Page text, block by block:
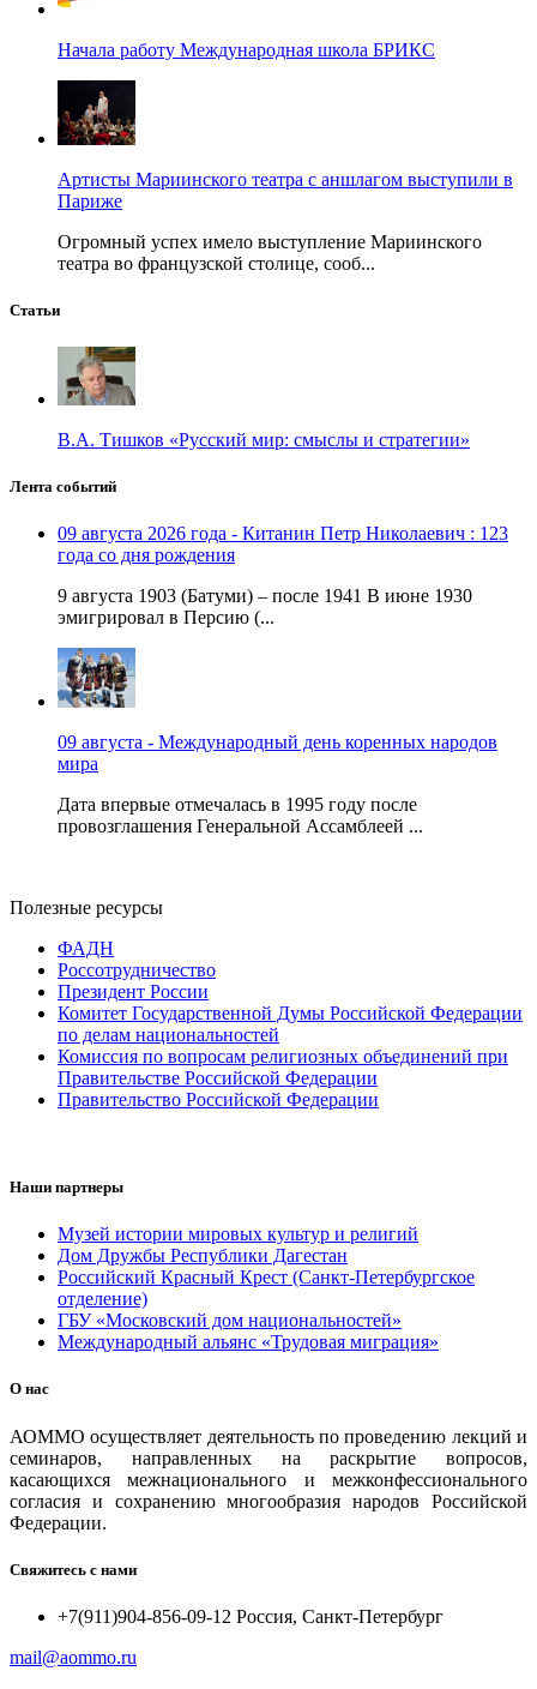
Начала работу Международная школа БРИКС
Артисты Мариинского театра с аншлагом выступили в
Париже
Огромный успех имело выступление Мариинского
театра во французской столице, сооб...
Статьи
В.А. Тишков «Русский мир: смыслы и стратегии»
Лента событий
09 августа 2026 года - Китанин Петр Николаевич : 123
года со дня рождения
9 августа 1903 (Батуми) – после 1941 В июне 1930
эмигрировал в Персию (...
09 августа - Международный день коренных народов
мира
Дата впервые отмечалась в 1995 году после
провозглашения Генеральной Ассамблеей ...
Полезные ресурсы
ФАДН
Россотрудничество
Президент России
Комитет Государственной Думы Российской Федерации
по делам национальностей
Комиссия по вопросам религиозных объединений при
Правительстве Российской Федерации
Правительство Российской Федерации
Наши партнеры
Музей истории мировых культур и религий
Дом Дружбы Республики Дагестан
Российский Красный Крест (Санкт-Петербургское
отделение)
ГБУ «Московский дом национальностей»
Международный альянс «Трудовая миграция»
О нас
АОММО осуществляет деятельность по проведению лекций и
семинаров, направленных на раскрытие вопросов,
касающихся межнационального и межконфессионального
согласия и сохранению многообразия народов Российской
Федерации.
Свяжитесь с нами
+7(911)904-856-09-12 Россия, Санкт-Петербург
mail@aommo.ru